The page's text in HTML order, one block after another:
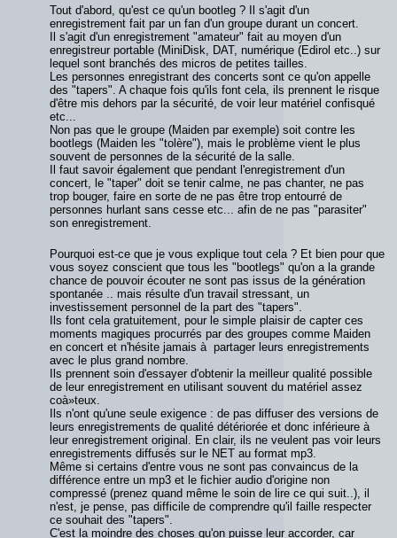
Tout d'abord, qu'est ce qu'un bootleg ? Il s'agit d'un
enregistrement fait par un fan d'un groupe durant un concert.
Il s'agit d'un enregistrement "amateur" fait au moyen d'un
enregistreur portable (MiniDisk, DAT, numérique (Edirol etc..) sur
lequel sont branchés des micros de petites tailles.
Les personnes enregistrant des concerts sont ce qu'on appelle
des "tapers". A chaque fois qu'ils font cela, ils prennent le risque
d'être mis dehors par la sécurité, de voir leur matériel confisqué
etc...
Non pas que le groupe (Maiden par exemple) soit contre les
bootlegs (Maiden les "tolère"), mais le problème vient le plus
souvent de personnes de la sécurité de la salle.
Il faut savoir également que pendant l'enregistrement d'un
concert, le "taper" doit se tenir calme, ne pas chanter, ne pas
trop bouger, faire en sorte de ne pas être trop entourré de
personnes hurlant sans cesse etc... afin de ne pas "parasiter"
son enregistrement.
Pourquoi est-ce que je vous explique tout cela ? Et bien pour que
vous soyez conscient que tous les "bootlegs" qu'on a la grande
chance de pouvoir écouter ne sont pas issus de la génération
spontanée .. mais résulte d'un travail stressant, un
investissement personnel de la part des "tapers".
Ils font cela gratuitement, pour le simple plaisir de capter ces
moments magiques procurrés par des groupes comme Maiden
en concert et n'hésite jamais à partager leurs enregistrements
avec le plus grand nombre.
Ils prennent soin d'essayer d'obtenir la meilleur qualité possible
de leur enregistrement en utilisant souvent du matériel assez
coà»teux.
Ils n'ont qu'une seule exigence : de pas diffuser des versions de
leurs enregistrements de qualité détériorée et donc inférieure à
leur enregistrement original. En clair, ils ne veulent pas voir leurs
enregistrements diffusés sur le NET au format mp3.
Même si certains d'entre vous ne sont pas convaincus de la
différence entre un mp3 et le fichier audio d'origine non
compressé (prenez quand même le soin de lire ce qui suit..), il
n'est, je pense, pas difficile de comprendre qu'il faille respecter
ce souhait des "tapers".
C'est la moindre des choses qu'on puisse leur accorder, car